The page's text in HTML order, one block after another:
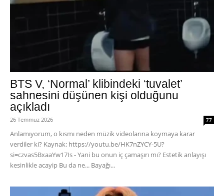
BTS V, ‘Normal’ klibindeki ‘tuvalet’
sahnesini düşünen kişi olduğunu
açıkladı
26 Temmuz 2026 77
Anlamıyorum, o kısmı neden müzik videolarına koymaya karar
verdiler ki? Kaynak: https://youtu.be/HK7nZYCY-5U?
si=czvas5BxaaYw17Is - Yani bu onun iç çamaşırı mı? Estetik anlayışı
kesinlikle acayip Bu da ne... Bayağı...